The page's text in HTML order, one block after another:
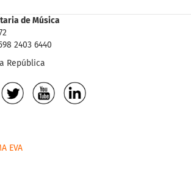
de Música
2403 6440
República
EVA